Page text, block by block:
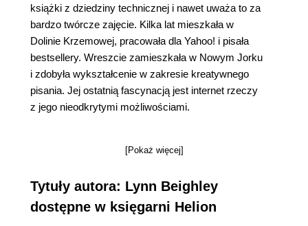
książki z dziedziny technicznej i nawet uważa to za
bardzo twórcze zajęcie. Kilka lat mieszkała w
Dolinie Krzemowej, pracowała dla Yahoo! i pisała
bestsellery. Wreszcie zamieszkała w Nowym Jorku
i zdobyła wykształcenie w zakresie kreatywnego
pisania. Jej ostatnią fascynacją jest internet rzeczy
z jego nieodkrytymi możliwościami.
[Pokaż więcej]
Tytuły autora: Lynn Beighley
dostępne w księgarni Helion